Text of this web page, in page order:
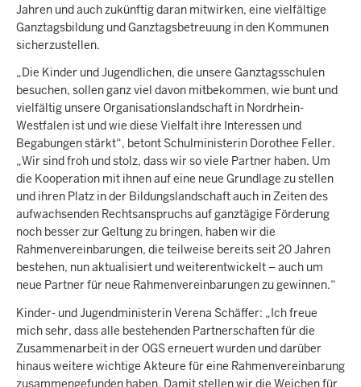
Jahren und auch zukünftig daran mitwirken, eine vielfältige
Ganztagsbildung und Ganztagsbetreuung in den Kommunen
sicherzustellen.
„Die Kinder und Jugendlichen, die unsere Ganztagsschulen
besuchen, sollen ganz viel davon mitbekommen, wie bunt und
vielfältig unsere Organisationslandschaft in Nordrhein-
Westfalen ist und wie diese Vielfalt ihre Interessen und
Begabungen stärkt“, betont Schulministerin Dorothee Feller.
„Wir sind froh und stolz, dass wir so viele Partner haben. Um
die Kooperation mit ihnen auf eine neue Grundlage zu stellen
und ihren Platz in der Bildungslandschaft auch in Zeiten des
aufwachsenden Rechtsanspruchs auf ganztägige Förderung
noch besser zur Geltung zu bringen, haben wir die
Rahmenvereinbarungen, die teilweise bereits seit 20 Jahren
bestehen, nun aktualisiert und weiterentwickelt – auch um
neue Partner für neue Rahmenvereinbarungen zu gewinnen.“
Kinder- und Jugendministerin Verena Schäffer: „Ich freue
mich sehr, dass alle bestehenden Partnerschaften für die
Zusammenarbeit in der OGS erneuert wurden und darüber
hinaus weitere wichtige Akteure für eine Rahmenvereinbarung
zusammengefunden haben. Damit stellen wir die Weichen für